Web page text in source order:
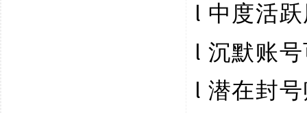
l 中度活
l 沉默账
l 潜在封